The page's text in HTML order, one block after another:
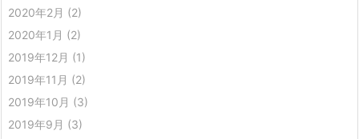
2020年2月 (2)
2020年1月 (2)
2019年12月 (1)
2019年11月 (2)
2019年10月 (3)
2019年9月 (3)